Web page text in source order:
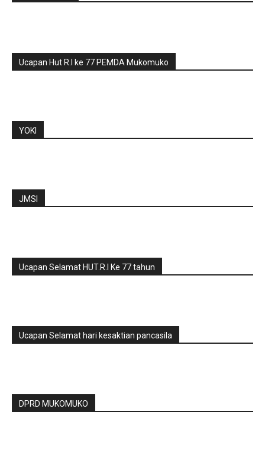
Ucapan Hut R.I ke 77 PEMDA Mukomuko
YOKI
JMSI
Ucapan Selamat HUT.R.I Ke 77 tahun
Ucapan Selamat hari kesaktian pancasila
DPRD MUKOMUKO